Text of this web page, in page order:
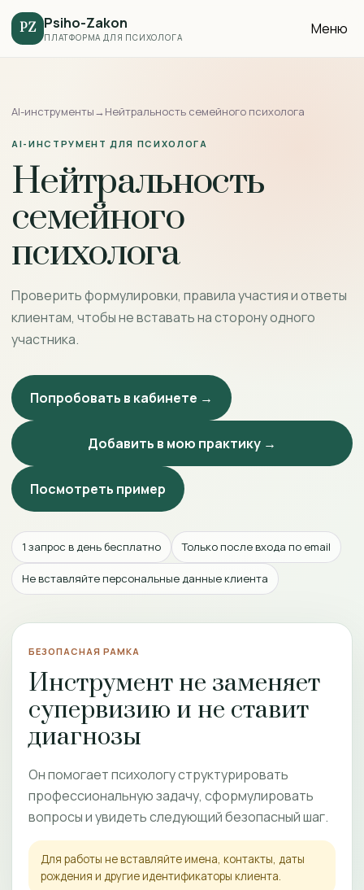
PZ Psiho-Zakon
ПЛАТФОРМА ДЛЯ ПСИХОЛОГА Меню
AI-инструменты→Нейтральность семейного психолога
AI-ИНСТРУМЕНТ ДЛЯ ПСИХОЛОГА
Нейтральность
семейного
психолога
Проверить формулировки, правила участия и ответы
клиентам, чтобы не вставать на сторону одного
участника.
Попробовать в кабинете →
Добавить в мою практику →
Посмотреть пример
1 запрос в день бесплатно Только после входа по email
Не вставляйте персональные данные клиента
БЕЗОПАСНАЯ РАМКА
Инструмент не заменяет
супервизию и не ставит
диагнозы
Он помогает психологу структурировать
профессиональную задачу, сформулировать
вопросы и увидеть следующий безопасный шаг.
Для работы не вставляйте имена, контакты, даты
рождения и другие идентификаторы клиента.